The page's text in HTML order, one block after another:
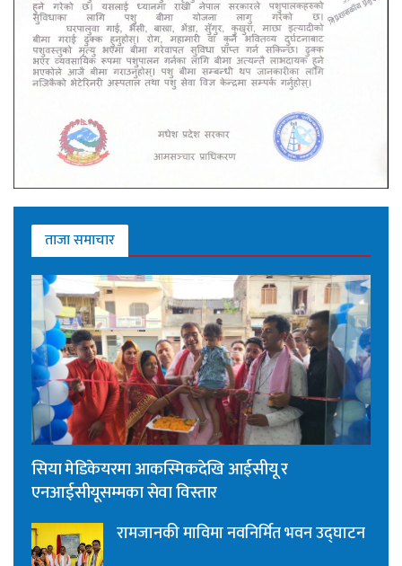
ताजा समाचार
सिया मेडिकेयरमा आकस्मिकदेखि आईसीयू र
एनआईसीयूसम्मका सेवा विस्तार
रामजानकी माविमा नवनिर्मित भवन उद्घाटन